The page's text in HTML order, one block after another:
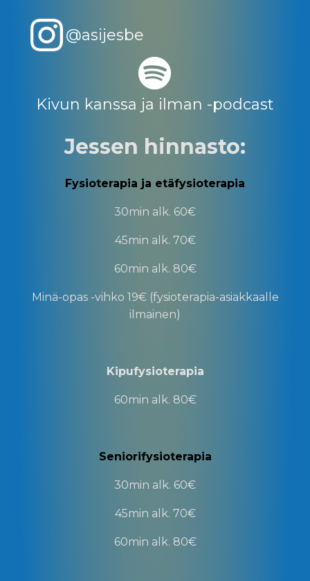
@asijesbe
Kivun kanssa ja ilman -podcast
Jessen hinnasto:
Fysioterapia ja etäfysioterapia
30min alk. 60€
45min alk. 70€
60min alk. 80€
Minä-opas -vihko 19€ (fysioterapia-asiakkaalle
ilmainen)
Kipufysioterapia
60min alk. 80€
Seniorifysioterapia
30min alk. 60€
45min alk. 70€
60min alk. 80€